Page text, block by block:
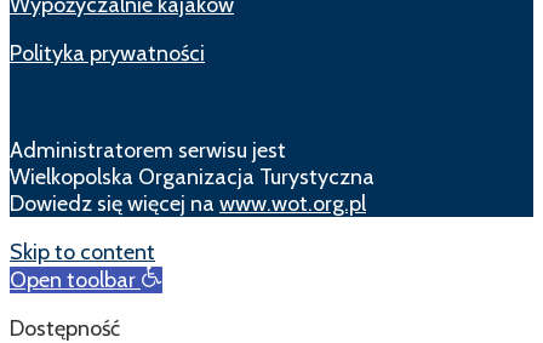
Polityka prywatności
Administratorem serwisu jest
Wielkopolska Organizacja Turystyczna
Dowiedz się więcej na www.wot.org.pl
Skip to content
Open toolbar
Dostępność